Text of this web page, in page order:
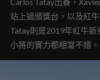
站上過頒獎台，以及紅
Tatay則是2019年紅牛
小將的實力都相當不錯。